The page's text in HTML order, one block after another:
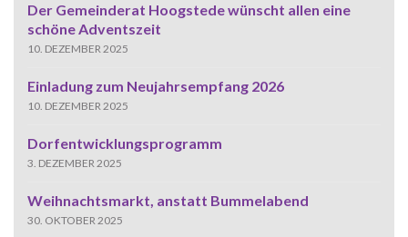
Der Gemeinderat Hoogstede wünscht allen eine
schöne Adventszeit
10. DEZEMBER 2025
Einladung zum Neujahrsempfang 2026
10. DEZEMBER 2025
Dorfentwicklungsprogramm
3. DEZEMBER 2025
Weihnachtsmarkt, anstatt Bummelabend
30. OKTOBER 2025